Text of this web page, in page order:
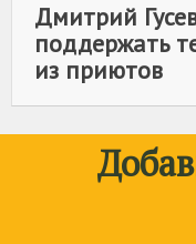
Дмитрий
поддержать
из приютов